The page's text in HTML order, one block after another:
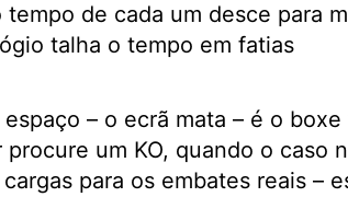
de cada um desce para
talha o tempo em fatias
– o ecrã mata – é o boxe
um KO, quando o caso
para os embates reais –